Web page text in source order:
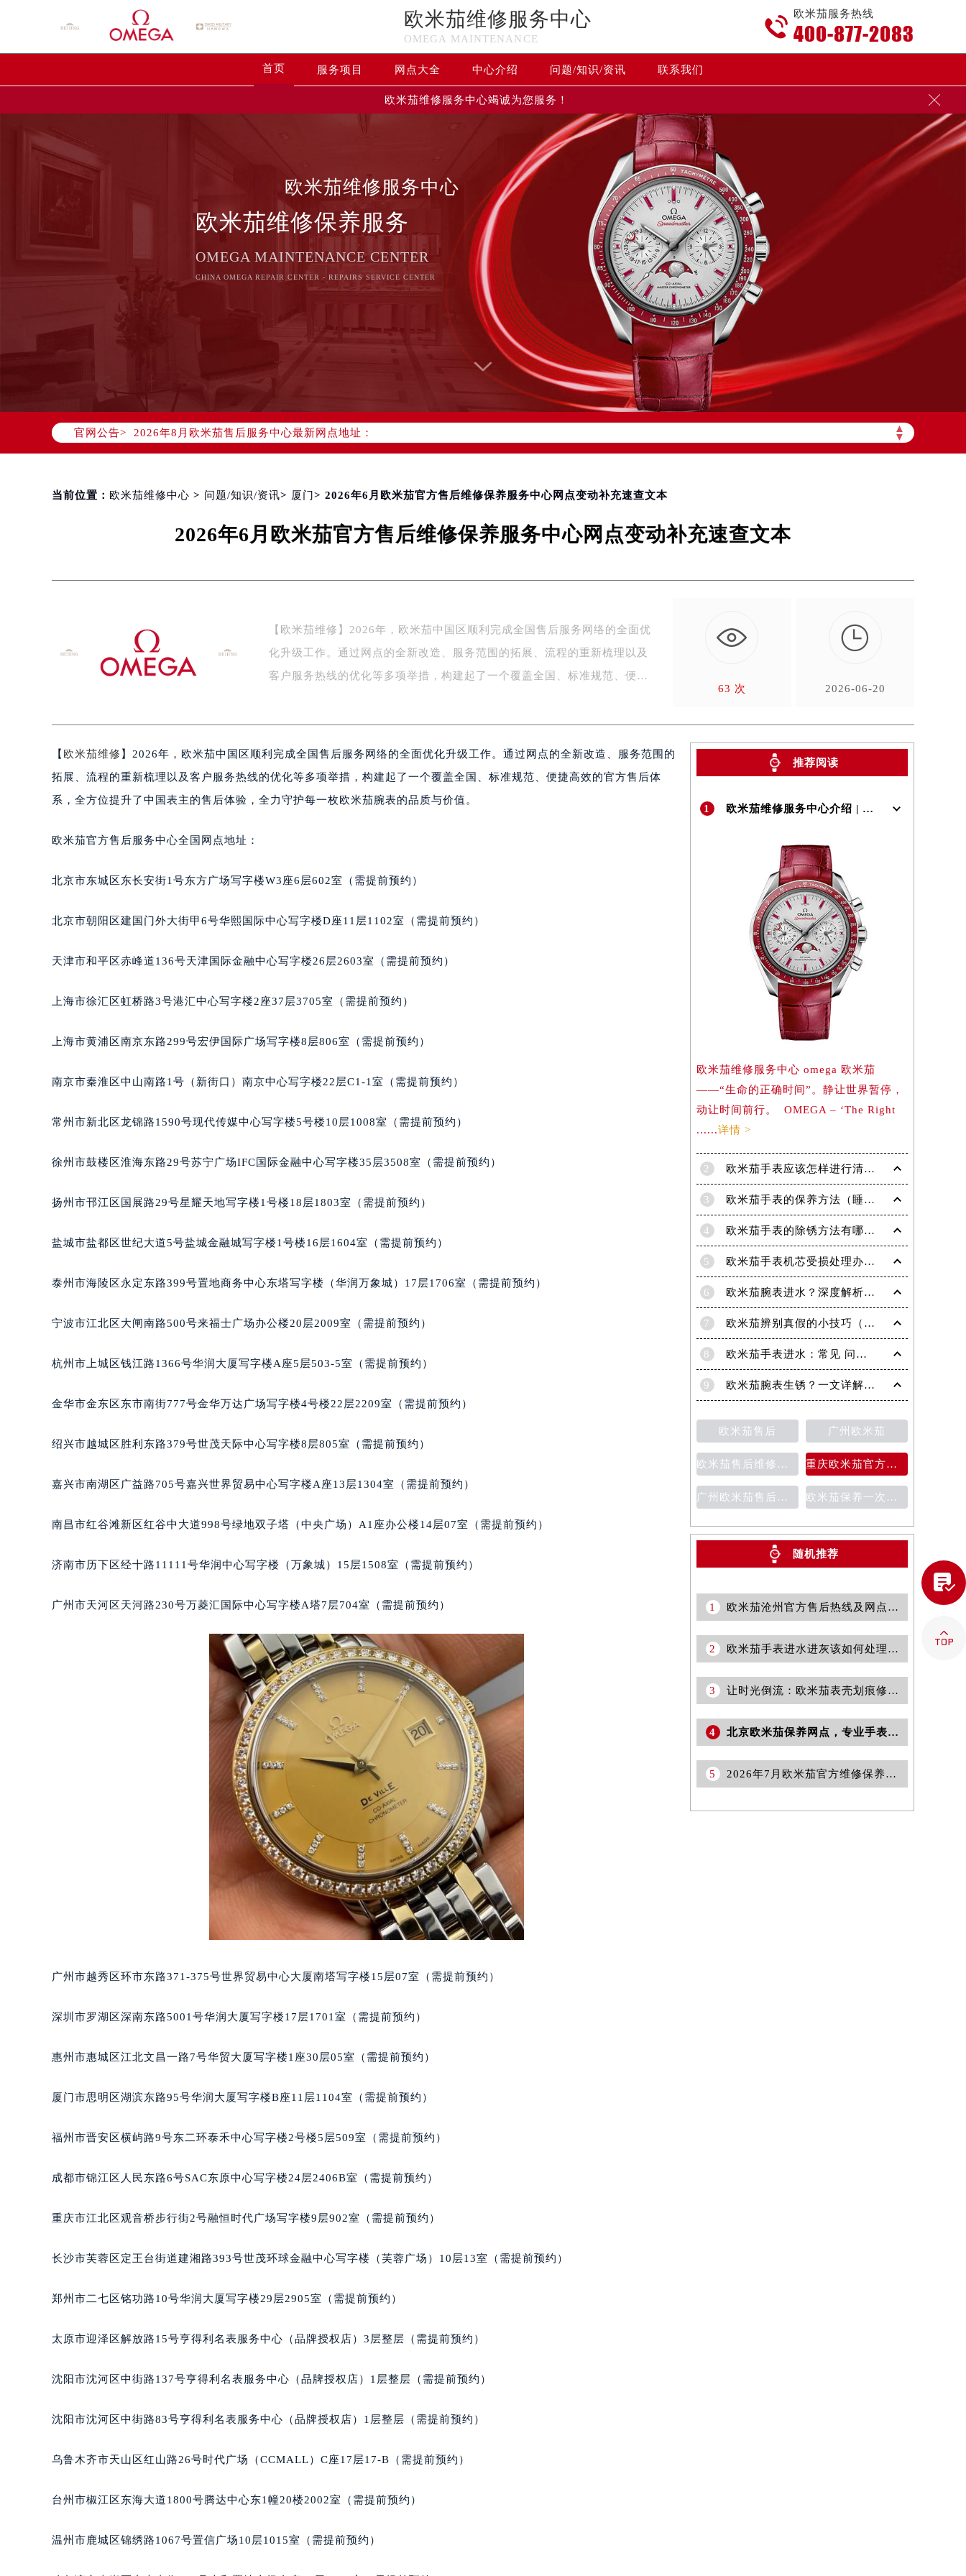
欧米茄维修服务中心
OMEGA MAINTENANCE

欧米茄服务热线
400-877-2083
首页 服务项目 网点大全 中心介绍 问题/知识/资讯 联系我们
欧米茄维修服务中心竭诚为您服务！ 
欧米茄维修服务中心
欧米茄维修保养服务
OMEGA MAINTENANCE CENTER
CHINA OMEGA REPAIR CENTER - REPAIRS SERVICE CENTER
官网公告> ▲
▼
2026年8月欧米茄中国区售后服务网络优化升级公告
2026年8月欧米茄全国官方售后客户服务热线：400-877-2083
欧米茄官方全国统一服务热线400-877-2083，服务覆盖中国大陆、香港、澳门、台湾全部区域（非大陆需加拨“+86”）
2026年8月欧米茄售后服务中心最新网点地址：
北京市朝阳区建国门外大街甲6号华熙国际中心写字楼D座11层1102室（北京总部）（需提前预约）
天津市和平区赤峰道136号天津国际金融中心写字楼26层2603室（需提前预约）
上海市黄浦区南京东路299号宏伊国际广场写字楼8层806室（需提前预约）
盐城市盐都区世纪大道5号盐城金融城写字楼1号楼16层1604室（需提前预约）
泰州市海陵区永定东路399号置地商务中心东塔写字楼（华润万象城）17层1706室（需提前预约）
宁波市江北区大闸南路500号来福士广场办公楼20层2009室（需提前预约）
嘉兴市南湖区广益路705号嘉兴世界贸易中心写字楼A座13层1304室（需提前预约）
南昌市红谷滩新区红谷中大道998号绿地双子塔（中央广场）A1座办公楼14层07室（需提前预约）
济南市历下区经十路11111号华润中心写字楼（万象城）15层1508室（需提前预约）
广州市越秀区环市东路371-375号世界贸易中心大厦南塔写字楼15层07室（需提前预约）
惠州市惠城区江北文昌一路7号华贸大厦写字楼1座30层05室（需提前预约）
福州市鼓楼区五四路128-1号恒力城写字楼15层03室（需提前预约）
重庆市江北区观音桥步行街2号融恒时代广场写字楼9层902室（需提前预约）
郑州市二七区铭功路10号华润大厦写字楼29层2905室（需提前预约）
沈阳市沈河区中街路137号亨得利名表服务中心（品牌授权店）1层整层（需提前预约）
乌鲁木齐市天山区红山路26号时代广场（CCMALL）C座17层17-B（需提前预约）
哈尔滨市道里区友谊西路600号富力中心T2座写字楼29层03室（需提前预约）
佛山市禅城区季华五路57号万科金融中心C座12层1205室（需提前预约）
无锡市梁溪区人民中路139号恒隆广场写字楼1座11层1104室（需提前预约）
苏州市苏州工业园区星港街199号苏州中心办公楼C座22层08室（需提前预约）
南宁市青秀区金湖路59号地王大厦12楼1224室（需提前预约）
泉州市丰泽区宝洲路729号浦西万达中心写字楼A座7楼709室（需提前预约）
烟台市芝罘区胜利路139号万达金融中心A座907室（需提前预约）
贵阳市南明区都司高架桥路33号亨特国际金融中心14楼14D（需提前预约）
石家庄市长安区中山东路39号勒泰中心写字楼B座13层07室（需提前预约）
海口市龙华区金贸东路5号海口华润大厦B座17层1707室（需提前预约）
台州市椒江区东海大道1800号腾达中心东1幢20楼2002室（需提前预约）
甘肃省兰州市七里河区西津西路16号兰州中心写字楼21层2102室（需提前预约）
黑龙江省大庆市萨尔图区会战大街欧米茄售后服务中心（需提前预约）
黑龙江省黑河市爱辉区中央街欧米茄售后服务中心（需提前预约）
黑龙江省鸡西市鸡冠区红军路欧米茄售后服务中心（需提前预约）
黑龙江省佳木斯市向阳区长安路欧米茄售后服务中心（需提前预约）
黑龙江省牡丹江市东安区太平路欧米茄售后服务中心（需提前预约）
黑龙江省七台河市桃山区大同街欧米茄售后服务中心（需提前预约）
黑龙江省齐齐哈尔市龙沙区龙华路欧米茄售后服务中心（需提前预约）
黑龙江省双鸭山市尖山区新兴大街欧米茄售后服务中心（需提前预约）
黑龙江省绥化市北林区新华街与康庄路交叉口欧米茄售后服务中心（需提前预约）
黑龙江省伊春市伊美区通河路欧米茄售后服务中心（需提前预约）
吉林省白城市洮北区明仁南街欧米茄售后服务中心（需提前预约）
吉林省白山市浑江区浑江大街欧米茄售后服务中心（需提前预约）
吉林省吉林市船营区河南街欧米茄售后服务中心（需提前预约）
吉林省辽源市龙山区人民大街欧米茄售后服务中心（需提前预约）
吉林省梅河口市新华街道梅河大街欧米茄售后服务中心（需提前预约）
吉林省四平市铁东区紫气大路与南九经街交汇处欧米茄售后服务中心（需提前预约）
吉林省松原市宁江区五环大街欧米茄售后服务中心（需提前预约）
吉林省延边市延吉市解放路欧米茄售后服务中心（需提前预约）
辽宁省本溪市平山区胜利路欧米茄售后服务中心（需提前预约）
辽宁省丹东市振兴区七经街欧米茄售后服务中心（需提前预约）
辽宁省阜新市海州区解放大街欧米茄售后服务中心（需提前预约）
辽宁省锦州市古塔区中央大街欧米茄售后服务中心（需提前预约）
辽宁省盘锦市兴隆台区石油大街欧米茄售后服务中心（需提前预约）
辽宁省营口市站前区市府路与渤海大街交叉口欧米茄售后服务中心（需提前预约）
辽宁省沈阳市沈河区中街路83号亨得利名表维修授权店1楼欧米茄售后服务中心（需提前预约）
北京市东城区东长安街1号王府井东方广场W3座6层602室欧米茄售后服务中心（需提前预约）
内蒙古自治区阿拉善盟市左旗土尔扈特大街欧米茄售后服务中心（需提前预约）
内蒙古自治区包头市青山区幸福路甲3号王府井百货名表维修欧米茄售后服务中心（需提前预约）
内蒙古自治区鄂尔多斯市东胜区伊金霍洛街欧米茄售后服务中心（需提前预约）
内蒙古自治区通辽市科尔沁区明仁大街欧米茄售后服务中心（需提前预约）
内蒙古自治区乌兰察布市集宁区恩和大街欧米茄售后服务中心（需提前预约）
内蒙古自治区兴安盟市乌兰浩特市兴安大街欧米茄售后服务中心（需提前预约）
当前位置： 欧米茄维修中心 > 问题/知识/资讯> 厦门 > 2026年6月欧米茄官方售后维修保养服务中心网点变动补充速查文本
2026年6月欧米茄官方售后维修保养服务中心网点变动补充速查文本
【欧米茄维修】2026年，欧米茄中国区顺利完成全国售后服务网络的全面优
化升级工作。通过网点的全新改造、服务范围的拓展、流程的重新梳理以及
客户服务热线的优化等多项举措，构建起了一个覆盖全国、标准规范、便
63 次

2026-06-20
【 欧米茄维修 】2026年，欧米茄中国区顺利完成全国售后服务网络的全面优化升级工作。通过网点的全新改造、服务范围的
拓展、流程的重新梳理以及客户服务热线的优化等多项举措，构建起了一个覆盖全国、标准规范、便捷高效的官方售后体
系，全方位提升了中国表主的售后体验，全力守护每一枚欧米茄腕表的品质与价值。
欧米茄官方售后服务中心全国网点地址：
北京市东城区东长安街1号东方广场写字楼W3座6层602室（需提前预约）
北京市朝阳区建国门外大街甲6号华熙国际中心写字楼D座11层1102室（需提前预约）
天津市和平区赤峰道136号天津国际金融中心写字楼26层2603室（需提前预约）
上海市徐汇区虹桥路3号港汇中心写字楼2座37层3705室（需提前预约）
上海市黄浦区南京东路299号宏伊国际广场写字楼8层806室（需提前预约）
南京市秦淮区中山南路1号（新街口）南京中心写字楼22层C1-1室（需提前预约）
常州市新北区龙锦路1590号现代传媒中心写字楼5号楼10层1008室（需提前预约）
徐州市鼓楼区淮海东路29号苏宁广场IFC国际金融中心写字楼35层3508室（需提前预约）
扬州市邗江区国展路29号星耀天地写字楼1号楼18层1803室（需提前预约）
盐城市盐都区世纪大道5号盐城金融城写字楼1号楼16层1604室（需提前预约）
泰州市海陵区永定东路399号置地商务中心东塔写字楼（华润万象城）17层1706室（需提前预约）
宁波市江北区大闸南路500号来福士广场办公楼20层2009室（需提前预约）
杭州市上城区钱江路1366号华润大厦写字楼A座5层503-5室（需提前预约）
金华市金东区东市南街777号金华万达广场写字楼4号楼22层2209室（需提前预约）
绍兴市越城区胜利东路379号世茂天际中心写字楼8层805室（需提前预约）
嘉兴市南湖区广益路705号嘉兴世界贸易中心写字楼A座13层1304室（需提前预约）
南昌市红谷滩新区红谷中大道998号绿地双子塔（中央广场）A1座办公楼14层07室（需提前预约）
济南市历下区经十路11111号华润中心写字楼（万象城）15层1508室（需提前预约）
广州市天河区天河路230号万菱汇国际中心写字楼A塔7层704室（需提前预约）
广州市越秀区环市东路371-375号世界贸易中心大厦南塔写字楼15层07室（需提前预约）
深圳市罗湖区深南东路5001号华润大厦写字楼17层1701室（需提前预约）
惠州市惠城区江北文昌一路7号华贸大厦写字楼1座30层05室（需提前预约）
厦门市思明区湖滨东路95号华润大厦写字楼B座11层1104室（需提前预约）
福州市晋安区横屿路9号东二环泰禾中心写字楼2号楼5层509室（需提前预约）
成都市锦江区人民东路6号SAC东原中心写字楼24层2406B室（需提前预约）
重庆市江北区观音桥步行街2号融恒时代广场写字楼9层902室（需提前预约）
长沙市芙蓉区定王台街道建湘路393号世茂环球金融中心写字楼（芙蓉广场）10层13室（需提前预约）
郑州市二七区铭功路10号华润大厦写字楼29层2905室（需提前预约）
太原市迎泽区解放路15号亨得利名表服务中心（品牌授权店）3层整层（需提前预约）
沈阳市沈河区中街路137号亨得利名表服务中心（品牌授权店）1层整层（需提前预约）
沈阳市沈河区中街路83号亨得利名表服务中心（品牌授权店）1层整层（需提前预约）
乌鲁木齐市天山区红山路26号时代广场（CCMALL）C座17层17-B（需提前预约）
台州市椒江区东海大道1800号腾达中心东1幢20楼2002室（需提前预约）
温州市鹿城区锦绣路1067号置信广场10层1015室（需提前预约）
推荐阅读
1 欧米茄维修服务中心介绍 | OMEGA
欧米茄维修服务中心 omega 欧米茄
——“生命的正确时间”。静让世界暂停，
动让时间前行。 OMEGA – ‘The Right
......详情 >
2 欧米茄手表应该怎样进行清洗保养呢？
3 欧米茄手表的保养方法（睡觉时不要戴欧米茄手表的原因）
4 欧米茄手表的除锈方法有哪些?
5 欧米茄手表机芯受损处理办法汇总（专业维修技巧与注意事项）
6 欧米茄腕表进水？深度解析解决策略，守护您的爱表！
7 欧米茄辨别真假的小技巧（助你轻松识破假表）
8 欧米茄手表进水：常见 问题详解
9 欧米茄腕表生锈？一文详解解决策略与预防技巧！
欧米茄售后 广州欧米茄
欧米茄售后维修保养费用价目表 重庆欧米茄官方售后维修服务中心
广州欧米茄售后维修服务中心 欧米茄保养一次多少钱
随机推荐
1 欧米茄沧州官方售后热线及网点地址2026年8月最新客户服务公告
2 欧米茄手表进水进灰该如何处理（正确保养与修复指南）
3 让时光倒流：欧米茄表壳划痕修复秘籍
4 北京欧米茄保养网点，专业手表售后维修服务权威公示（2026年7月最新）
5 2026年7月欧米茄官方维修保养综合服务点最新动态补充最终汇总（搬迁+新增）

